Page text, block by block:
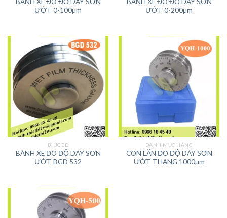
ƯỚT 0-100µm
ƯỚT 0-200µm
BIUGED
BÁNH XE ĐO ĐỘ DÀY SƠN
ƯỚT BGD 532
DANH MỤC HÃNG
CON LĂN ĐO ĐỘ DÀY SƠN
ƯỚT THANG 1000µm